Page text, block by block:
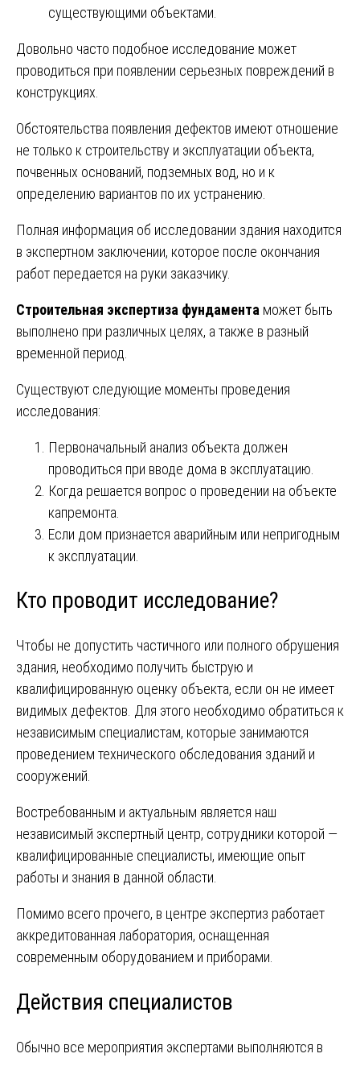
существующими объектами.
Довольно часто подобное исследование может
проводиться при появлении серьезных повреждений в
конструкциях.
Обстоятельства появления дефектов имеют отношение
не только к строительству и эксплуатации объекта,
почвенных оснований, подземных вод, но и к
определению вариантов по их устранению.
Полная информация об исследовании здания находится
в экспертном заключении, которое после окончания
работ передается на руки заказчику.
Строительная экспертиза фундамента может быть
выполнено при различных целях, а также в разный
временной период.
Существуют следующие моменты проведения
исследования:
Первоначальный анализ объекта должен
проводиться при вводе дома в эксплуатацию.
Когда решается вопрос о проведении на объекте
капремонта.
Если дом признается аварийным или непригодным
к эксплуатации.
Кто проводит исследование?
Чтобы не допустить частичного или полного обрушения
здания, необходимо получить быструю и
квалифицированную оценку объекта, если он не имеет
видимых дефектов. Для этого необходимо обратиться к
независимым специалистам, которые занимаются
проведением технического обследования зданий и
сооружений.
Востребованным и актуальным является наш
независимый экспертный центр, сотрудники которой —
квалифицированные специалисты, имеющие опыт
работы и знания в данной области.
Помимо всего прочего, в центре экспертиз работает
аккредитованная лаборатория, оснащенная
современным оборудованием и приборами.
Действия специалистов
Обычно все мероприятия экспертами выполняются в